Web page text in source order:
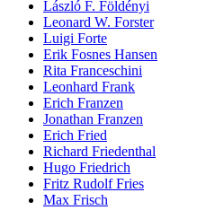
László F. Földényi
Leonard W. Forster
Luigi Forte
Erik Fosnes Hansen
Rita Franceschini
Leonhard Frank
Erich Franzen
Jonathan Franzen
Erich Fried
Richard Friedenthal
Hugo Friedrich
Fritz Rudolf Fries
Max Frisch